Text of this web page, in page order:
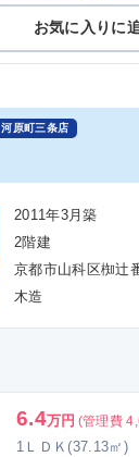
お気に入りに
河原町三条店
2011年3月築
2階建
京都市山科区椥辻
木造
6.4万円 (管理費
1ＬＤＫ(37.13㎡)